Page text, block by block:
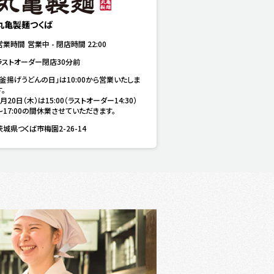
亀製麺つくば
業時間 営業中 -閉店時間 22:00
ストオーダー閉店30分前
釜揚げうどんの日」は10:00から営業いたしま
20日（木）は15:00（ラストオーダー14:30）
17:00の間休業させていただきます。
城県つくば市梅園2-26-14